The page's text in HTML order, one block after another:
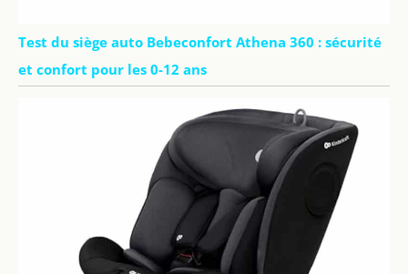
Test du siège auto Bebeconfort Athena 360 : sécurité
et confort pour les 0-12 ans